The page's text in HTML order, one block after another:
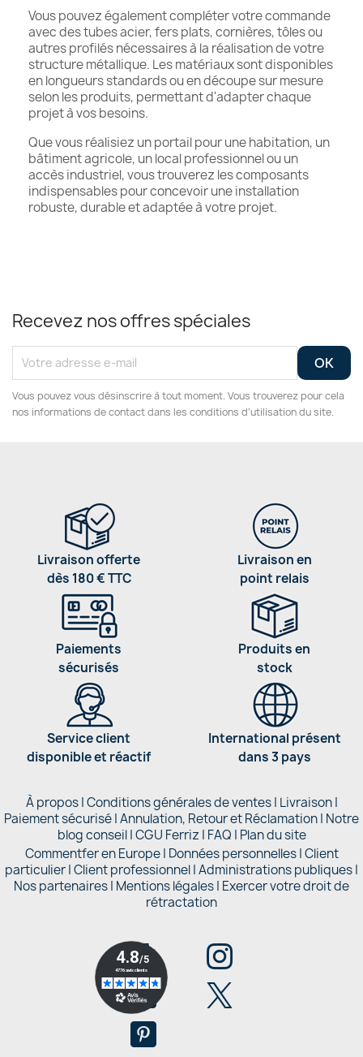
Vous pouvez également compléter votre commande
avec des tubes acier, fers plats, cornières, tôles ou
autres profilés nécessaires à la réalisation de votre
structure métallique. Les matériaux sont disponibles
en longueurs standards ou en découpe sur mesure
selon les produits, permettant d'adapter chaque
projet à vos besoins.
Que vous réalisiez un portail pour une habitation, un
bâtiment agricole, un local professionnel ou un
accès industriel, vous trouverez les composants
indispensables pour concevoir une installation
robuste, durable et adaptée à votre projet.
Recevez nos offres spéciales
Vous pouvez vous désinscrire à tout moment. Vous trouverez pour cela
nos informations de contact dans les conditions d'utilisation du site.
Livraison offerte
dès 180 € TTC
Livraison en
point relais
Paiements
sécurisés
Produits en
stock
Service client
disponible et réactif
International présent
dans 3 pays
À propos|Conditions générales de ventes| Livraison|
Paiement sécurisé|Annulation, Retour et Réclamation| Notre
blog conseil|CGU Ferriz | FAQ | Plan du site
Commentfer en Europe| Données personnelles|Client
particulier|Client professionnel|Administrations publiques|
Nos partenaires | Mentions légales| Exercer votre droit de
rétractation